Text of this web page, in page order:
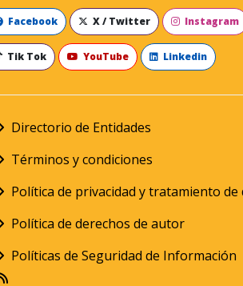
Facebook X / Twitter Instagram
Tik Tok YouTube Linkedin
Directorio de Entidades
Términos y condiciones
Política de privacidad y tratamiento
Política de derechos de autor
Políticas de Seguridad de Información